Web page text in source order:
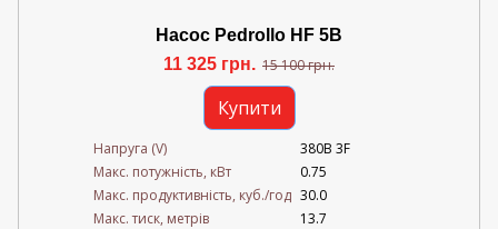
Насос Pedrollo HF 5B
11 325 грн. 15 100 грн.
Купити
Напруга (V)
380В 3F
Mакс. потужність, кВт
0.75
Mакс. продуктивність, куб./год 30.0
Maкс. тиск, метрів
13.7